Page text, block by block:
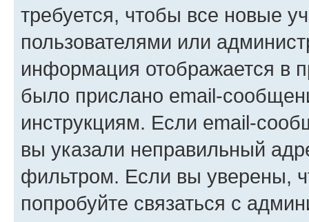
требуется, чтобы все новые
пользователями или
информация отображается в
было прислано email-
инструкциям. Если email-
вы указали неправильный
фильтром. Если вы уверены,
попробуйте связаться с